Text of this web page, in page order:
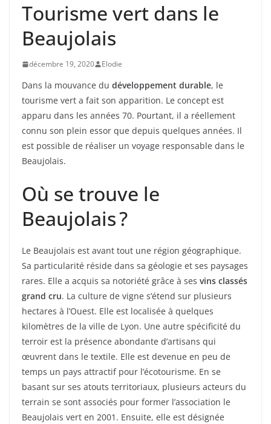
Tourisme vert dans le
Beaujolais
décembre 19, 2020 Elodie
Dans la mouvance du développement durable, le
tourisme vert a fait son apparition. Le concept est
apparu dans les années 70. Pourtant, il a réellement
connu son plein essor que depuis quelques années. Il
est possible de réaliser un voyage responsable dans le
Beaujolais.
Où se trouve le
Beaujolais ?
Le Beaujolais est avant tout une région géographique.
Sa particularité réside dans sa géologie et ses paysages
rares. Elle a acquis sa notoriété grâce à ses vins classés
grand cru. La culture de vigne s’étend sur plusieurs
hectares à l’Ouest. Elle est localisée à quelques
kilomètres de la ville de Lyon. Une autre spécificité du
terroir est la présence abondante d’artisans qui
œuvrent dans le textile. Elle est devenue en peu de
temps un pays attractif pour l’écotourisme. En se
basant sur ses atouts territoriaux, plusieurs acteurs du
terrain se sont associés pour former l’association le
Beaujolais vert en 2001. Ensuite, elle est désignée